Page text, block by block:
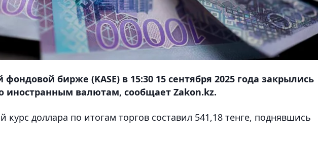
фондовой бирже (KASE) в 15:30 15 сентября 2025 года закрылись
иностранным валютам, сообщает Zakon.kz.
курс доллара по итогам торгов составил 541,18 тенге, поднявшись